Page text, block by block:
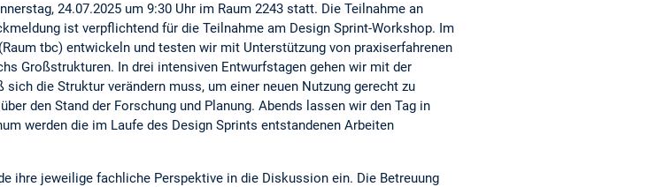
24.07.2025 um 9:30 Uhr im Raum 2243 statt. Die Teilnahme an
ist verpflichtend für die Teilnahme am Design Sprint-Workshop. Im
tbc) entwickeln und testen wir mit Unterstützung von praxiserfahrenen
Großstrukturen. In drei intensiven Entwurfstagen gehen wir mit der
die Struktur verändern muss, um einer neuen Nutzung gerecht zu
den Stand der Forschung und Planung. Abends lassen wir den Tag in
werden die im Laufe des Design Sprints entstandenen Arbeiten
ihre jeweilige fachliche Perspektive in die Diskussion ein. Die Betreuung